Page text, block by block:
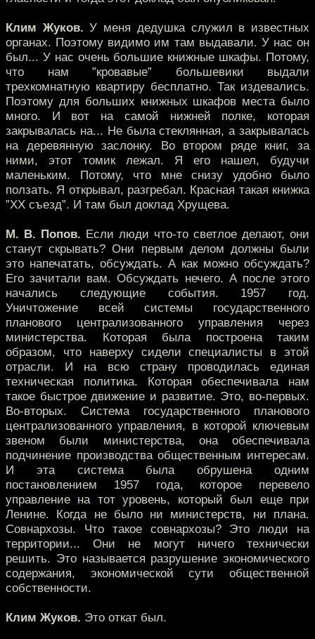
Клим Жуков. У меня дедушка служил в известных
органах. Поэтому видимо им там выдавали. У нас он
был... У нас очень большие книжные шкафы. Потому,
что нам ”кровавые” большевики выдали
трехкомнатную квартиру бесплатно. Так издевались.
Поэтому для больших книжных шкафов места было
много. И вот на самой нижней полке, которая
закрывалась на... Не была стеклянная, а закрывалась
на деревянную заслонку. Во втором ряде книг, за
ними, этот томик лежал. Я его нашел, будучи
маленьким. Потому, что мне снизу удобно было
ползать. Я открывал, разгребал. Красная такая книжка
”XX съезд”. И там был доклад Хрущева.
М. В. Попов. Если люди что-то светлое делают, они
станут скрывать? Они первым делом должны были
это напечатать, обсуждать. А как можно обсуждать?
Его зачитали вам. Обсуждать нечего. А после этого
начались следующие события. 1957 год.
Уничтожение всей системы государственного
планового централизованного управления через
министерства. Которая была построена таким
образом, что наверху сидели специалисты в этой
отрасли. И на всю страну проводилась единая
техническая политика. Которая обеспечивала нам
такое быстрое движение и развитие. Это, во-первых.
Во-вторых. Система государственного планового
централизованного управления, в которой ключевым
звеном были министерства, она обеспечивала
подчинение производства общественным интересам.
И эта система была обрушена одним
постановлением 1957 года, которое перевело
управление на тот уровень, который был еще при
Ленине. Когда не было ни министерств, ни плана.
Совнархозы. Что такое совнархозы? Это люди на
территории... Они не могут ничего технически
решить. Это называется разрушение экономического
содержания, экономической сути общественной
собственности.
Клим Жуков. Это откат был.